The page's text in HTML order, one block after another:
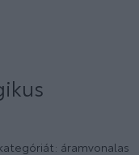
áramvonalas